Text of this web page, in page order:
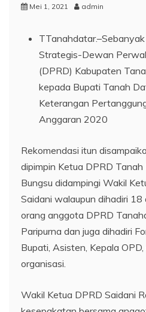
Mei 1, 2021 admin
T
Strategis-Dewan
(DPRD) Kabupaten
kepada Bupati Tanah
Keterangan
Anggaran 2020
Rekomendasi itun
dipimpin Ketua DPRD
Bungsu didampingi Wakil
Saidani walaupun dihadiri
orang anggota DPRD
Paripurna dan juga dihadiri
Bupati, Asisten, Kepala
organisasi.
Wakil Ketua DPRD Saidani